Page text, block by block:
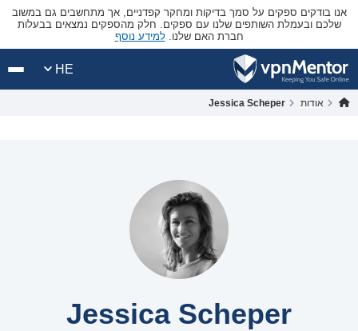
אנו בודקים ספקים על סמך בדיקות ומחקר קפדניים, אך מתחשבים גם במשוב
שלכם ובעמלת השותפים שלנו עם ספקים. חלק מהספקים נמצאים בבעלות
חברת האם שלנו.למידע נוסף
HE
אודות Jessica Scheper
Jessica Scheper